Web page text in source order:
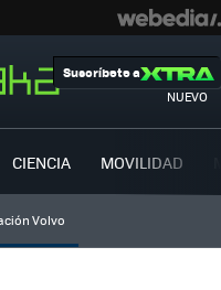
NUEVO
Suscríbete a
CIENCIA MOVILIDAD
Volvo